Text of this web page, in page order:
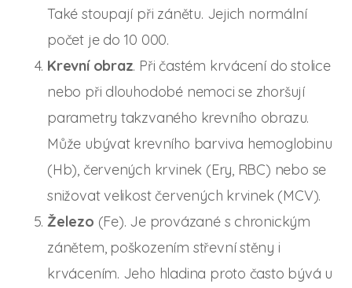
Také stoupají při zánětu. Jejich normální
počet je do 10 000.
Krevní obraz. Při častém krvácení do stolice
nebo při dlouhodobé nemoci se zhoršují
parametry takzvaného krevního obrazu.
Může ubývat krevního barviva hemoglobinu
(Hb), červených krvinek (Ery, RBC) nebo se
snižovat velikost červených krvinek (MCV).
Železo (Fe). Je provázané s chronickým
zánětem, poškozením střevní stěny i
krvácením. Jeho hladina proto často bývá u